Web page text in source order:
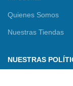
Quienes Somos
Nuestras Tiendas
NUESTRAS